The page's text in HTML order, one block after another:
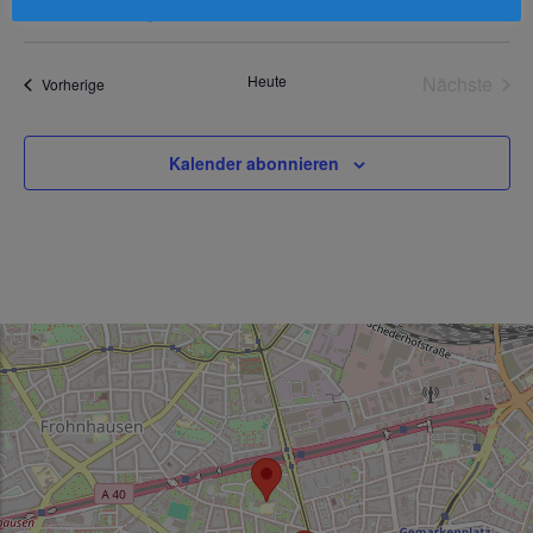
VorherigeVeranstaltungen Heute
Kalender abonnieren